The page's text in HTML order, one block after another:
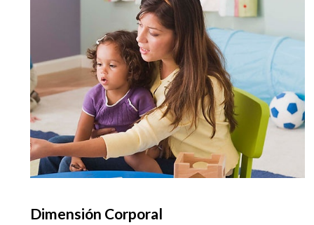
Dimensión Corporal